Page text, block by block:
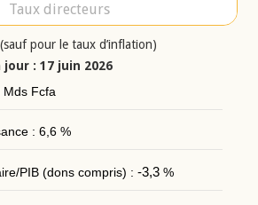
Taux directeurs
pour le taux d’inflation)
: 17 juin 2026
Fcfa
: 6,6 %
PIB (dons compris) : -3,3%